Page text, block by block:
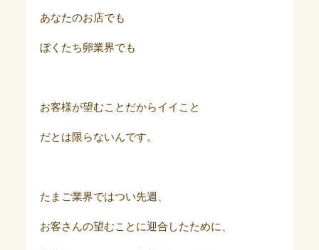
あなたのお店でも
ぼくたち卵業界でも
お客様が望むことだからイイこと
だとは限らないんです。
たまご業界ではつい先週、
お客さんの望むことに迎合したために、